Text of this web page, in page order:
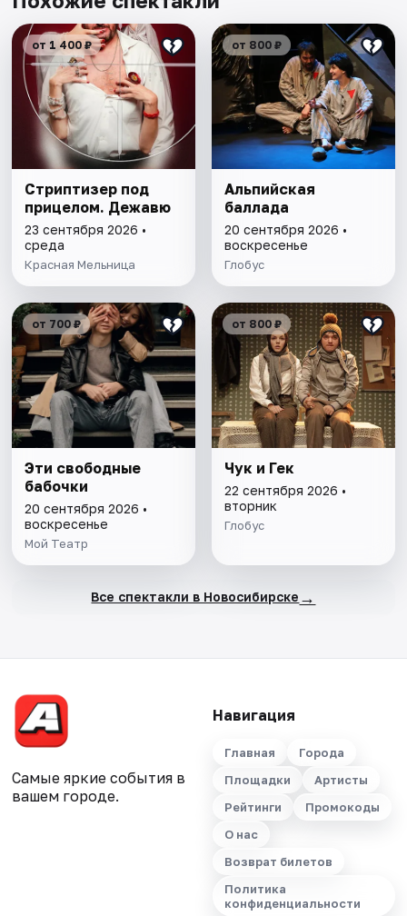
от 1 400 ₽
Стриптизер под
прицелом. Дежавю
23 сентября 2026 •
среда
Красная Мельница
от 800 ₽
Альпийская
баллада
20 сентября 2026 •
воскресенье
Глобус
от 700 ₽
Эти свободные
бабочки
20 сентября 2026 •
воскресенье
Мой Театр
от 800 ₽
Чук и Гек
22 сентября 2026 •
вторник
Глобус
Все спектакли в Новосибирске →
Самые яркие события в
вашем городе.
Навигация
Главная
Города
Площадки
Артисты
Рейтинги
Промокоды
О нас
Возврат билетов
Политика
конфиденциальности